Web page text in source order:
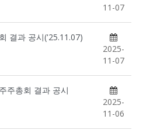
11-07
결과 공시('25.11.07)
2025-
11-07
주총회 결과 공시
2025-
11-06